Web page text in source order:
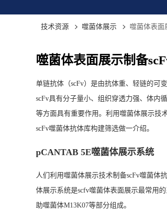
技术资源 噬菌体展示 噬菌体表面
噬菌体表面展示制备
单链抗体（scFv）是由抗体重、轻链的可
scFv具有分子量小、组织穿透力强、体内
等方面具有重要作用。利用 噬菌体展示技
scFv噬菌体抗体库构建筛选做一介绍。
pCANTAB 5E噬菌体展示系统
人们利用噬菌体展示技术制备scFv噬菌体
体展示系统是scfv噬菌体表面展示最常用
助噬菌体M13K07等部分组成。